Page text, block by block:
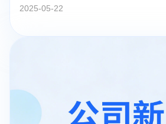
2025-05-22